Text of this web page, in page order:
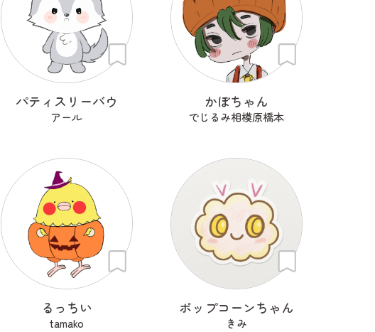
パティスリーバウ
アール
かぼちゃん
でじるみ相模原橋本
るっちい
tamako
ポップコーンちゃん
きみ